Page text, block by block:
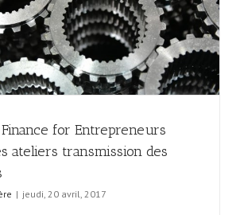
for Entrepreneurs
ateliers transmission des
| jeudi, 20 avril, 2017